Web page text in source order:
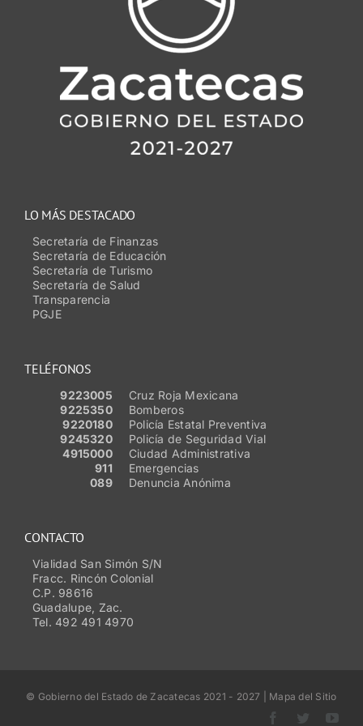
TELÉFONOS
9223005
Cruz Roja Mexicana
9225350
Bomberos
9220180
Policía Estatal Preventiva
9245320
Policía de Seguridad Vial
4915000
Ciudad Administrativa
911
Emergencias
089
Denuncia Anónima
LO MÁS DESTACADO
Secretaría de Finanzas
Secretaría de Educación
Secretaría de Turismo
Secretaría de Salud
Transparencia
PGJE
CONTACTO
Vialidad San Simón S/N
Fracc. Rincón Colonial
C.P. 98616
Guadalupe, Zac.
Tel. 492 491 4970
© Gobierno del Estado de Zacatecas 2021 - 2027 | Mapa del Sitio